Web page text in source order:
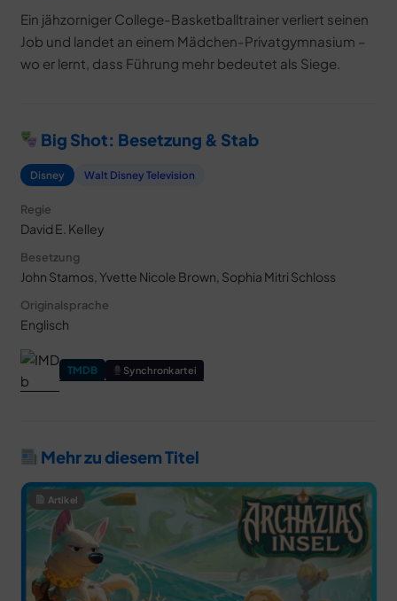
Ein jähzorniger College-Basketballtrainer verliert seinen
Job und landet an einem Mädchen-Privatgymnasium –
wo er lernt, dass Führung mehr bedeutet als Siege.
Big Shot: Besetzung & Stab
Disney Walt Disney Television
Regie
David E. Kelley
Besetzung
John Stamos, Yvette Nicole Brown, Sophia Mitri Schloss
Originalsprache
Englisch
TMDB Synchronkartei
Mehr zu diesem Titel
Artikel